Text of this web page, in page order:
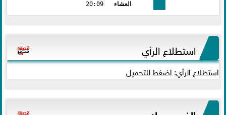
العشاء
20:09
استطلاع الرأي
استطلاع الرأي: اضغط للتحميل